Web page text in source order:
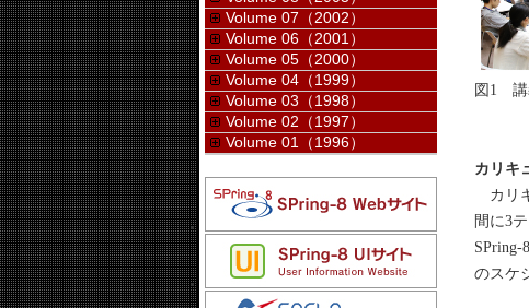
図1 講
カリキ
カリ
間に3
のスケ
Volume 07（2002）
Volume 06（2001）
Volume 05（2000）
Volume 04（1999）
Volume 03（1998）
Volume 02（1997）
Volume 01（1996）